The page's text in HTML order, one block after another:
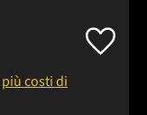
più costi di